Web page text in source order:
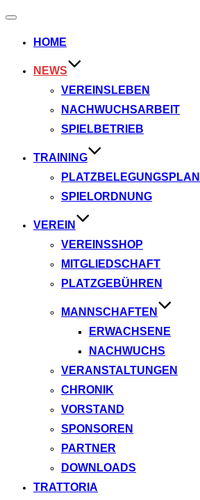
Navigation
HOME
NEWS
VEREINSLEBEN
NACHWUCHSARBEIT
SPIELBETRIEB
TRAINING
PLATZBELEGUNGSPLAN
SPIELORDNUNG
VEREIN
VEREINSSHOP
MITGLIEDSCHAFT
PLATZGEBÜHREN
MANNSCHAFTEN
ERWACHSENE
NACHWUCHS
VERANSTALTUNGEN
CHRONIK
VORSTAND
SPONSOREN
PARTNER
DOWNLOADS
TRATTORIA